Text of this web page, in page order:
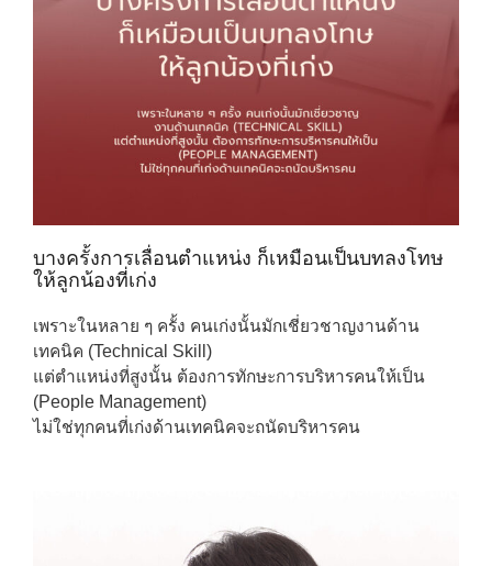
บางครั้งการเลื่อนตำแหน่ง ก็เหมือนเป็นบทลงโทษ
ให้ลูกน้องที่เก่ง
เพราะในหลาย ๆ ครั้ง คนเก่งนั้นมักเชี่ยวชาญงานด้าน
เทคนิค (Technical Skill)
แต่ตำแหน่งที่สูงนั้น ต้องการทักษะการบริหารคนให้เป็น
(People Management)
ไม่ใช่ทุกคนที่เก่งด้านเทคนิคจะถนัดบริหารคน